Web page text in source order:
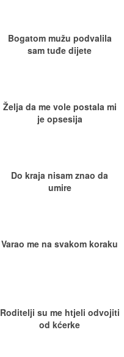
Bogatom mužu podvalila
sam tuđe dijete
Želja da me vole postala mi
je opsesija
Do kraja nisam znao da
umire
Varao me na svakom koraku
Roditelji su me htjeli odvojiti
od kćerke